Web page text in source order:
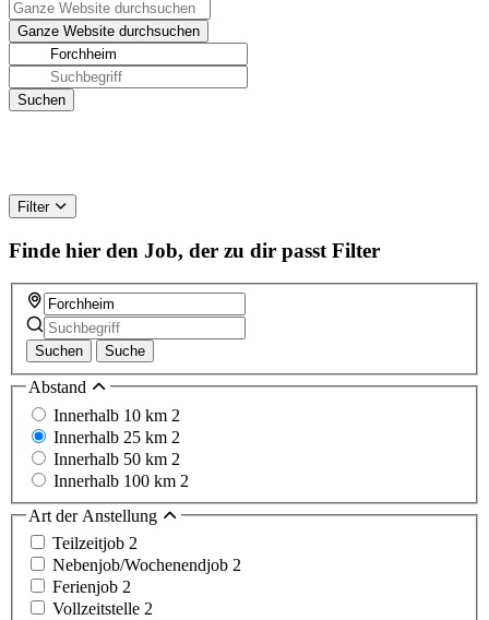
Filter
Finde hier den Job, der zu dir passt Filter
Suchen Suche
Abstand
Innerhalb 10 km 2
Innerhalb 25 km 2
Innerhalb 50 km 2
Innerhalb 100 km 2
Art der Anstellung
Teilzeitjob 2
Nebenjob/Wochenendjob 2
Ferienjob 2
Vollzeitstelle 2